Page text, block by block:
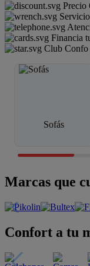
Precio
Financia
Club Confo
Sofás
Marcas que
Confort a tu